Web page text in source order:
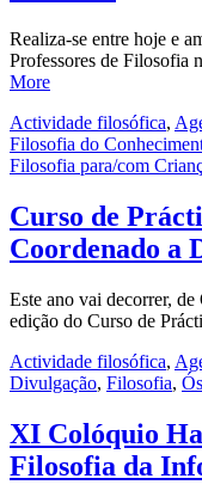
Realiza-se entre hoje e
Professores de
More
Actividade filosófica,
Filosofia do
Filosofia para/com
Curso de
Coordenado a
Este ano vai decorrer,
edição do Curso de
Actividade filosófica,
Divulgação, Filosofia,
XI Colóquio
Filosofia da